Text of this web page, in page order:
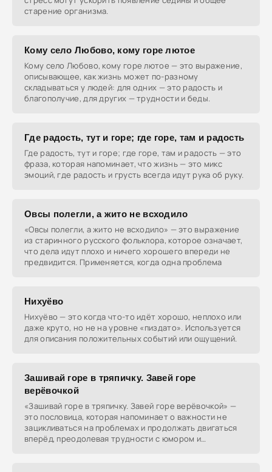
старение организма.
Кому село Любово, кому горе лютое
Кому село Любово, кому горе лютое — это выражение,
описывающее, как жизнь может по-разному
складываться у людей: для одних — это радость и
благополучие, для других — трудности и беды.
Где радость, тут и горе; где горе, там и радость
Где радость, тут и горе; где горе, там и радость — это
фраза, которая напоминает, что жизнь — это микс
эмоций, где радость и грусть всегда идут рука об руку.
Овсы полегли, а жито не всходило
«Овсы полегли, а жито не всходило» — это выражение
из старинного русского фольклора, которое означает,
что дела идут плохо и ничего хорошего впереди не
предвидится. Применяется, когда одна проблема
Нихуёво
Нихуёво — это когда что-то идёт хорошо, неплохо или
даже круто, но не на уровне «пиздато». Используется
для описания положительных событий или ощущений.
Зашивай горе в тряпичку. Завей горе
верёвочкой
«Зашивай горе в тряпичку. Завей горе верёвочкой» —
это пословица, которая напоминает о важности не
зацикливаться на проблемах и продолжать двигаться
вперёд, преодолевая трудности с юмором и